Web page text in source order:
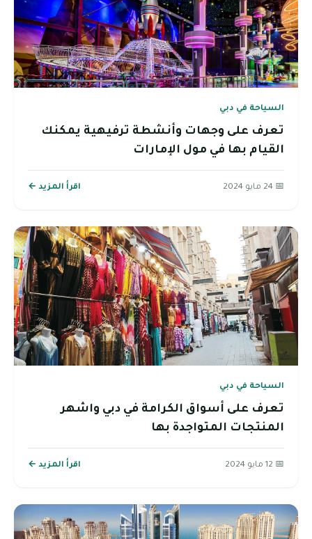
السياحة في دبي
تعرف على وجهات وأنشطة ترفيهية يمكنك
القيام بها في مول الإمارات
📅 24 مايو 2024 اقرأ المزيد ←
السياحة في دبي
تعرف على أسواق الكرامة في دبي واشهر
المنتجات المتواجدة بها
📅 12 مايو 2024 اقرأ المزيد ←